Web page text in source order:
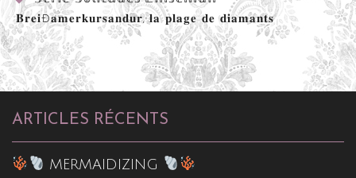
𝐁𝐫𝐞𝐢ð𝐚𝐦𝐞𝐫𝐤𝐮𝐫𝐬𝐚𝐧𝐝𝐮𝐫, 𝐥𝐚 𝐩𝐥𝐚𝐠𝐞 𝐝𝐞 𝐝𝐢𝐚𝐦𝐚𝐧𝐭𝐬
ARTICLES RÉCENTS
MERMAIDIZING